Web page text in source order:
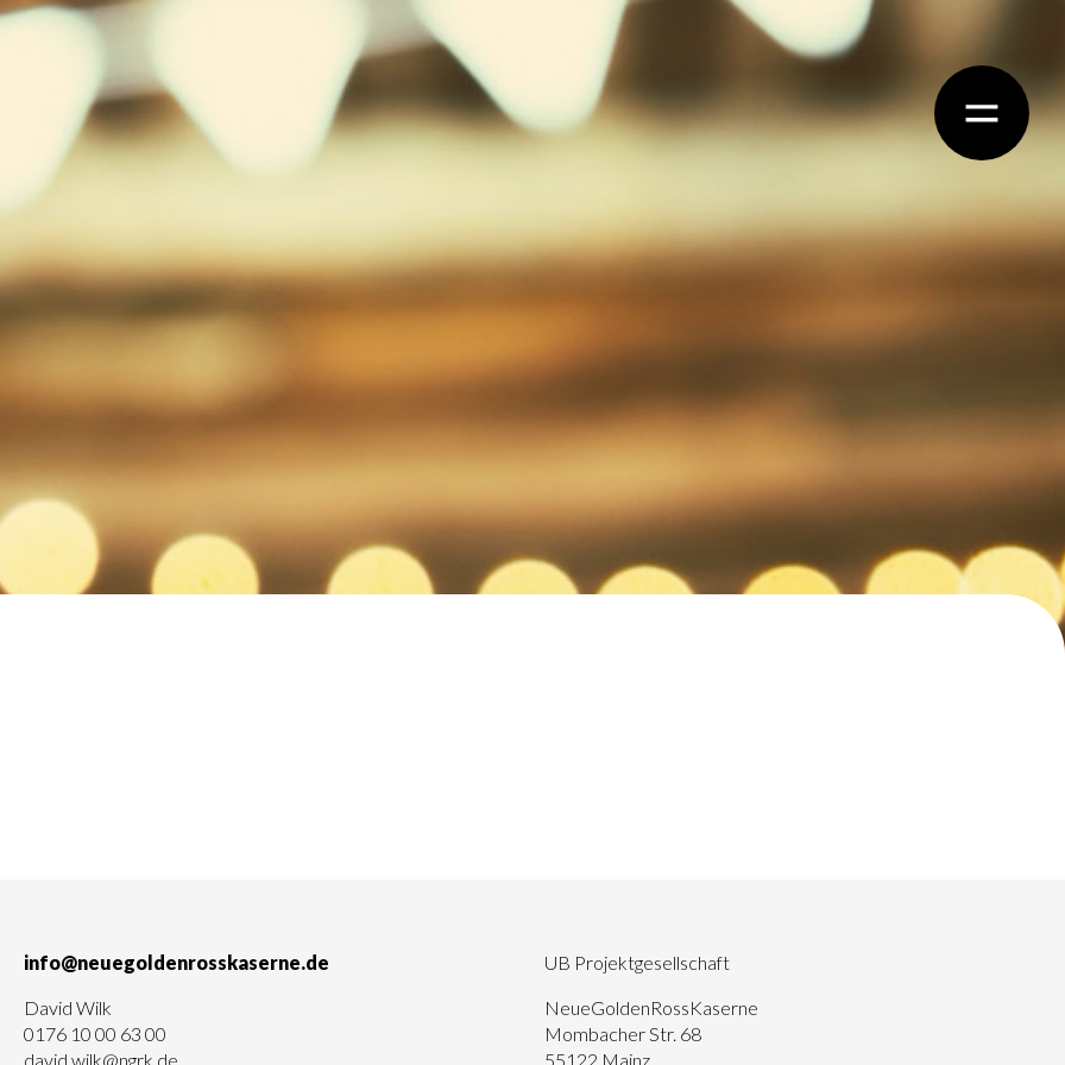
info@neuegoldenrosskaserne.de
David Wilk
0176 10 00 63 00
david.wilk@ngrk.de
UB Projektgesellschaft
NeueGoldenRossKaserne
Mombacher Str. 68
55122 Mainz